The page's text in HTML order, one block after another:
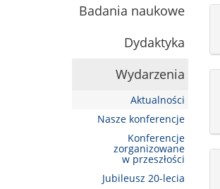
Badania naukowe
Dydaktyka
Wydarzenia
Aktualności
Nasze konferencje
Konferencje
zorganizowane
w przeszłości
Jubileusz 20-lecia